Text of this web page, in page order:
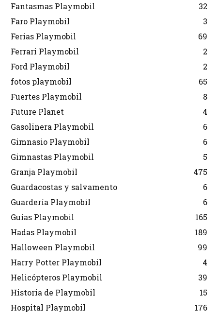
Fantasmas Playmobil
32
Faro Playmobil
3
Ferias Playmobil
69
Ferrari Playmobil
2
Ford Playmobil
2
fotos playmobil
65
Fuertes Playmobil
8
Future Planet
4
Gasolinera Playmobil
6
Gimnasio Playmobil
6
Gimnastas Playmobil
5
Granja Playmobil
475
Guardacostas y salvamento
6
Guardería Playmobil
6
Guías Playmobil
165
Hadas Playmobil
189
Halloween Playmobil
99
Harry Potter Playmobil
4
Helicópteros Playmobil
39
Historia de Playmobil
15
Hospital Playmobil
176